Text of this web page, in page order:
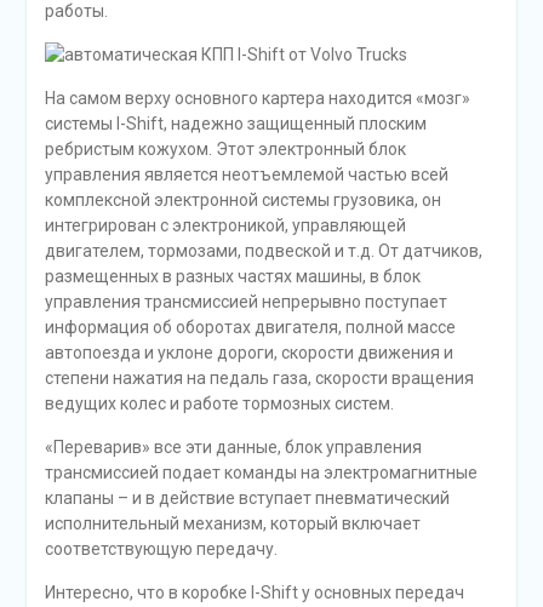
работы.
На самом верху основного картера находится «мозг»
системы I-Shift, надежно защищенный плоским
ребристым кожухом. Этот электронный блок
управления является неотъемлемой частью всей
комплексной электронной системы грузовика, он
интегрирован с электроникой, управляющей
двигателем, тормозами, подвеской и т.д. От датчиков,
размещенных в разных частях машины, в блок
управления трансмиссией непрерывно поступает
информация об оборотах двигателя, полной массе
автопоезда и уклоне дороги, скорости движения и
степени нажатия на педаль газа, скорости вращения
ведущих колес и работе тормозных систем.
«Переварив» все эти данные, блок управления
трансмиссией подает команды на электромагнитные
клапаны – и в действие вступает пневматический
исполнительный механизм, который включает
соответствующую передачу.
Интересно, что в коробке I-Shift у основных передач